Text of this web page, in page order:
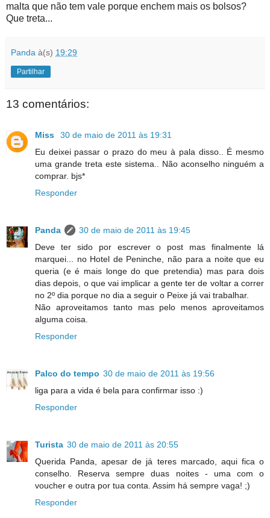
malta que não tem vale porque enchem mais os bolsos?
Que treta...
Panda à(s) 19:29
Partilhar
13 comentários:
Miss
30 de maio de 2011 às 19:31
Eu deixei passar o prazo do meu à pala disso.. É mesmo
uma grande treta este sistema.. Não aconselho ninguém a
comprar. bjs*
Responder
Panda
30 de maio de 2011 às 19:45
Deve ter sido por escrever o post mas finalmente lá
marquei... no Hotel de Peninche, não para a noite que eu
queria (e é mais longe do que pretendia) mas para dois
dias depois, o que vai implicar a gente ter de voltar a correr
no 2º dia porque no dia a seguir o Peixe já vai trabalhar.
Não aproveitamos tanto mas pelo menos aproveitamos
alguma coisa.
Responder
Palco do tempo 30 de maio de 2011 às 19:56
liga para a vida é bela para confirmar isso :)
Responder
Turista 30 de maio de 2011 às 20:55
Querida Panda, apesar de já teres marcado, aqui fica o
conselho. Reserva sempre duas noites - uma com o
voucher e outra por tua conta. Assim há sempre vaga! ;)
Responder